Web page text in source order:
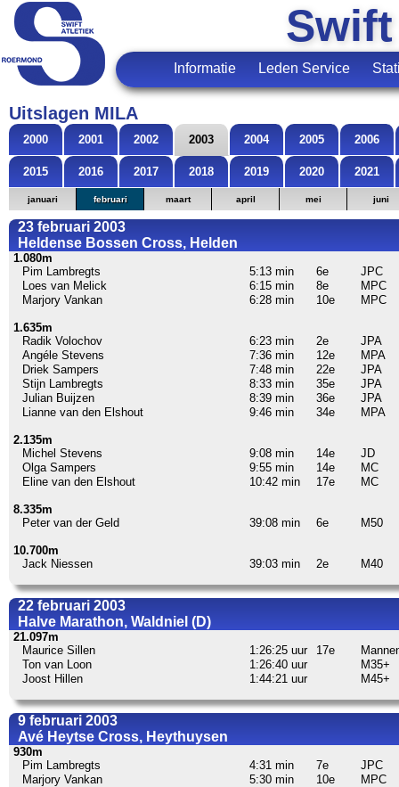
Informatie Leden Service
Uitslagen MILA
2000 2001 2002 2003 2004 2005 2006
2015 2016 2017 2018 2019 2020 2021
januari februari maart april mei juni
23 februari 2003
Heldense Bossen Cross, Helden
1.080m
Pim Lambregts
5:13 min 6e
JPC
Loes van Melick
6:15 min 8e
MPC
Marjory Vankan
6:28 min 10e MPC
1.635m
Radik Volochov
6:23 min 2e
JPA
Angéle Stevens
7:36 min 12e
MPA
Driek Sampers
7:48 min 22e
JPA
Stijn Lambregts
8:33 min 35e
JPA
Julian Buijzen
8:39 min 36e
JPA
Lianne van den Elshout
9:46 min 34e MPA
2.135m
Michel Stevens
9:08 min 14e
JD
Olga Sampers
9:55 min 14e
MC
Eline van den Elshout
10:42 min 17e MC
8.335m
Peter van der Geld
39:08 min 6e M50
10.700m
Jack Niessen
39:03 min 2e M40
22 februari 2003
Halve Marathon, Waldniel (D)
21.097m
Maurice Sillen
1:26:25 uur 17e
Ton van Loon
1:26:40 uur
M35+
Joost Hillen
1:44:21 uur M45+
9 februari 2003
Avé Heytse Cross, Heythuysen
930m
Pim Lambregts
4:31 min 7e
JPC
Marjory Vankan
5:30 min 10e MPC